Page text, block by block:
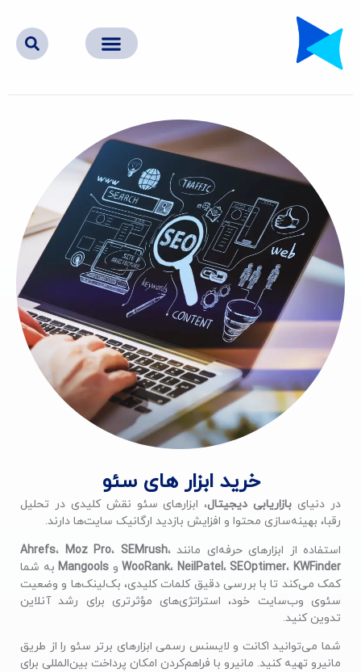
خرید ابزار های سئو
در دنیای بازاریابی دیجیتال، ابزارهای سئو نقش کلیدی در تحلیل
رقبا، بهینه‌سازی محتوا و افزایش بازدید ارگانیک سایت‌ها دارند.
استفاده از ابزارهای حرفه‌ای مانند
Ahrefs، Moz Pro، SEMrush،
WooRank، NeilPatel،SEOptimer،KWFinder و Mangoolsبه شما
کمک می‌کند تا با بررسی دقیق کلمات کلیدی، بک‌لینک‌ها و وضعیت
سئوی وب‌سایت خود، استراتژی‌های مؤثرتری برای رشد آنلاین
تدوین کنید.
شما می‌توانید اکانت و لایسنس رسمی ابزارهای برتر سئو را از طریق
مانیرو تهیه کنید. مانیرو با فراهم‌کردن امکان پرداخت بین‌المللی برای